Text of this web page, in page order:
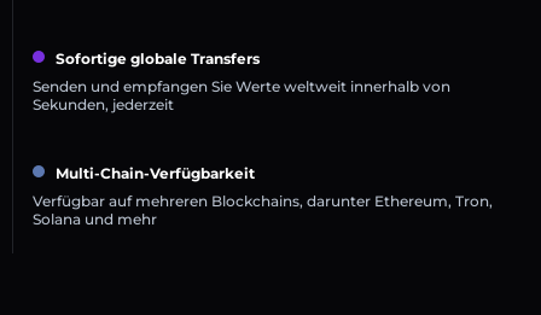
Sofortige globale Transfers
Senden und empfangen Sie Werte weltweit innerhalb von
Sekunden, jederzeit
Multi-Chain-Verfügbarkeit
Verfügbar auf mehreren Blockchains, darunter Ethereum, Tron,
Solana und mehr